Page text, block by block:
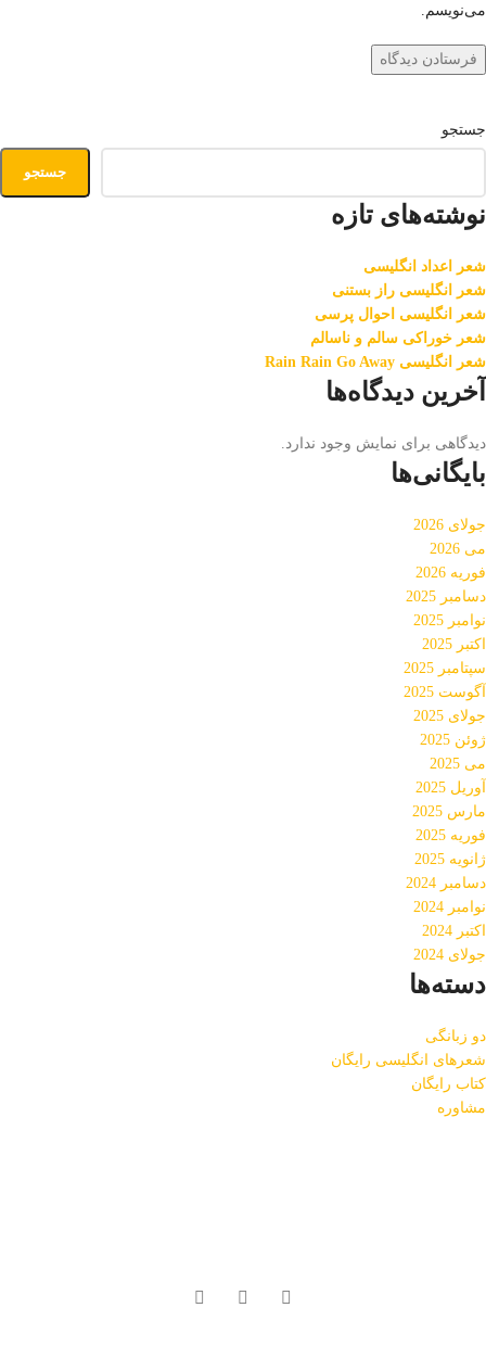
می‌نویسم.
جستجو
جستجو
نوشته‌های تازه
شعر اعداد انگلیسی
شعر انگلیسی راز بستنی
شعر انگلیسی احوال پرسی
شعر خوراکی سالم و ناسالم
شعر انگلیسی Rain Rain Go Away
آخرین دیدگاه‌ها
دیدگاهی برای نمایش وجود ندارد.
بایگانی‌ها
جولای 2026
می 2026
فوریه 2026
دسامبر 2025
نوامبر 2025
اکتبر 2025
سپتامبر 2025
آگوست 2025
جولای 2025
ژوئن 2025
می 2025
آوریل 2025
مارس 2025
فوریه 2025
ژانویه 2025
دسامبر 2024
نوامبر 2024
اکتبر 2024
جولای 2024
دسته‌ها
دو زبانگی
شعرهای انگلیسی رایگان
کتاب رایگان
مشاوره